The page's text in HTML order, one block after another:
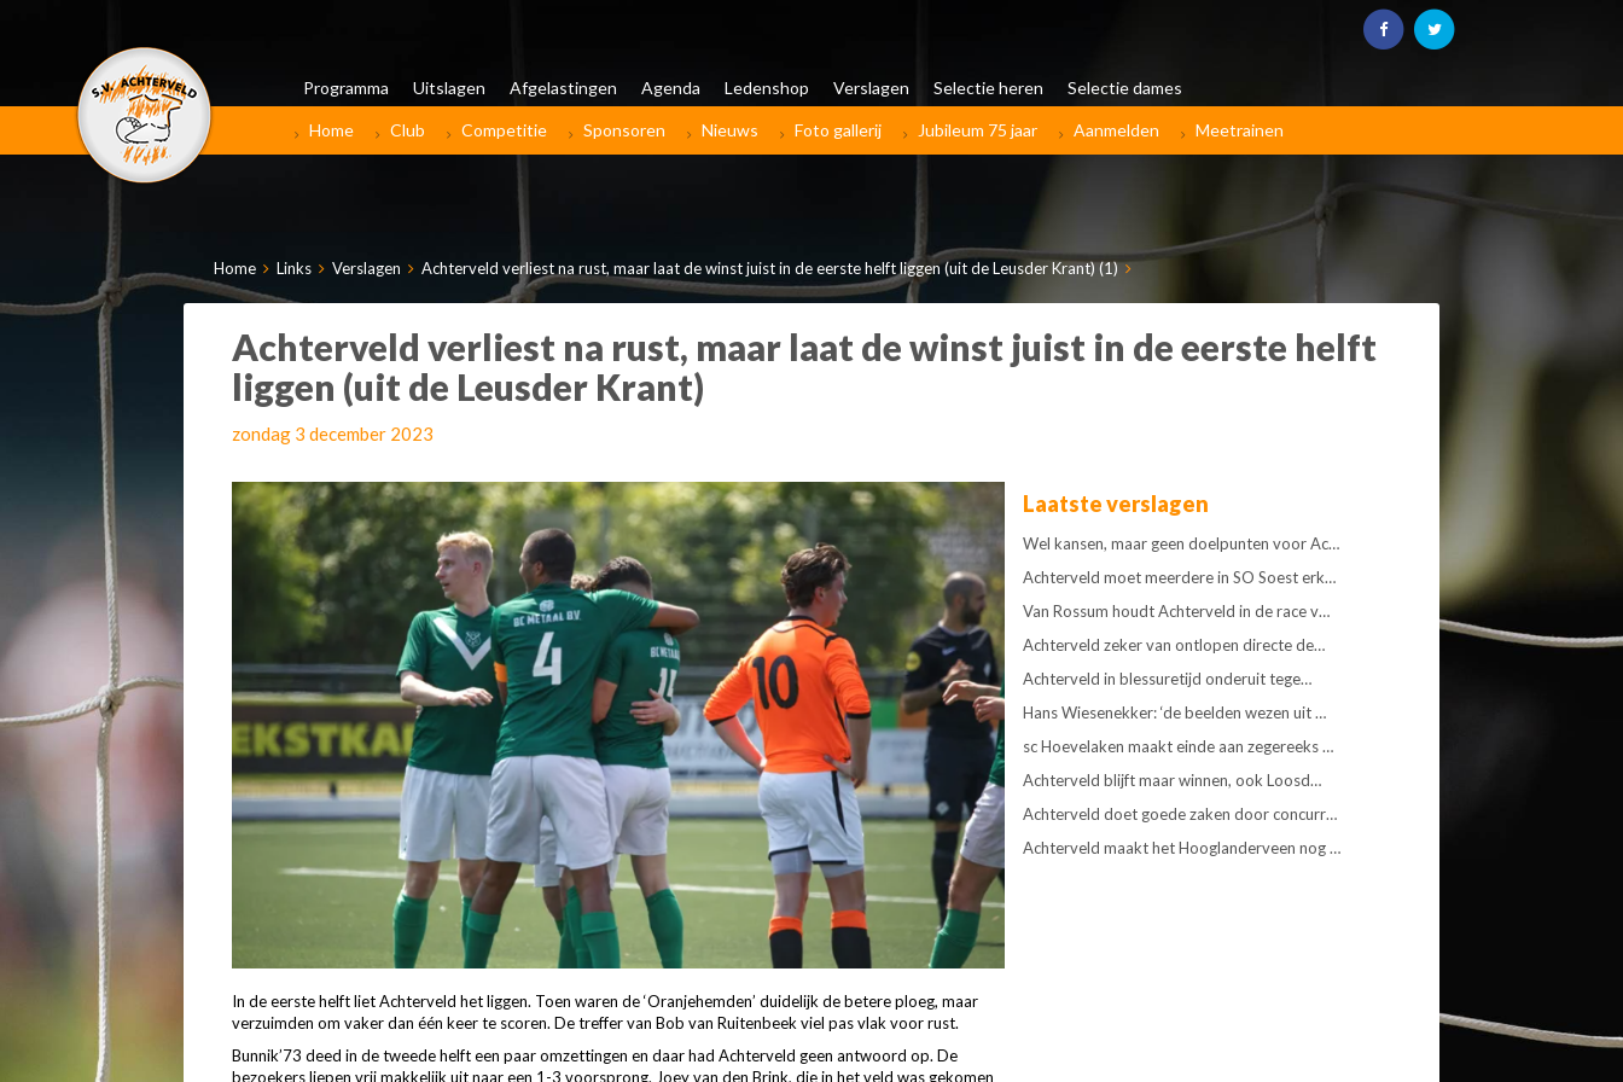
Programma Uitslagen Afgelastingen Agenda Ledenshop Verslagen Selectie heren Selectie dames
Home Club Competitie Sponsoren Nieuws Foto gallerij Jubileum 75 jaar Aanmelden Meetrainen
Home Links Verslagen Achterveld verliest na rust, maar laat de winst juist in de eerste helft liggen (uit de Leusder Krant) (1)
Achterveld verliest na rust, maar laat de winst juist in de eerste helft
liggen (uit de Leusder Krant)
zondag 3 december 2023
In de eerste helft liet Achterveld het liggen. Toen waren de ‘Oranjehemden’ duidelijk de betere ploeg, maar
verzuimden om vaker dan één keer te scoren. De treffer van Bob van Ruitenbeek viel pas vlak voor rust.
Bunnik’73 deed in de tweede helft een paar omzettingen en daar had Achterveld geen antwoord op. De
bezoekers liepen vrij makkelijk uit naar een 1-3 voorsprong. Joey van den Brink, die in het veld was gekomen
Laatste verslagen
Wel kansen, maar geen doelpunten voor Ac…
Achterveld moet meerdere in SO Soest erk…
Van Rossum houdt Achterveld in de race v…
Achterveld zeker van ontlopen directe de…
Achterveld in blessuretijd onderuit tege…
Hans Wiesenekker: ‘de beelden wezen uit …
sc Hoevelaken maakt einde aan zegereeks …
Achterveld blijft maar winnen, ook Loosd…
Achterveld doet goede zaken door concurr…
Achterveld maakt het Hooglanderveen nog …